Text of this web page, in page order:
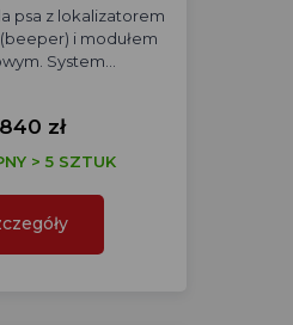
psa z lokalizatorem
i modułem
System…
zł
> 5 SZTUK